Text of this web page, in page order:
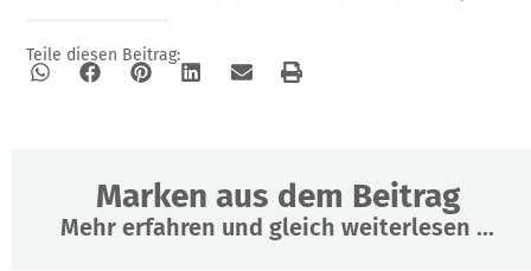
Teile diesen Beitrag:
Marken aus dem Beitrag
Mehr erfahren und gleich weiterlesen ...